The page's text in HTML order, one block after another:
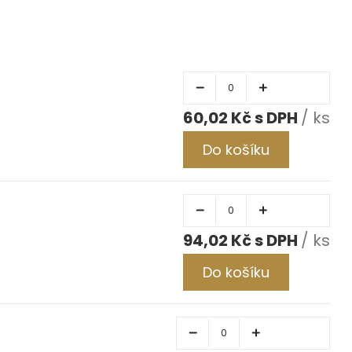
60,02 Kč / ks
Do košíku
94,02 Kč / ks
Do košíku